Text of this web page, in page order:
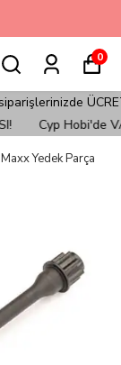
0
Cyp Hobi'de
Yedek Parça